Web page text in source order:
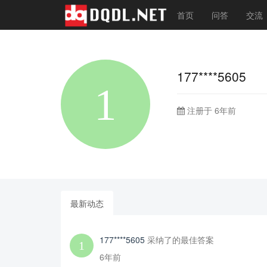
首页 问答 交流
177****5605
注册于 6年前
最新动态
177****5605 采纳了的最佳答案
6年前